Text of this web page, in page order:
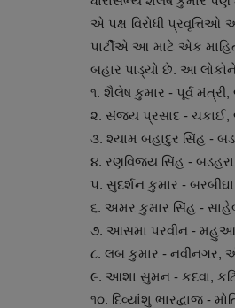
એ પક્ષ વિરોધી
પાર્ટીએ આ માટે એક
બહાર પાડ્યો છે. આ લોકોને
૧. શૈલેષ કુમાર - પૂર્વ
૨. સંજય પ્રસાદ -
૩. શ્યામ બહાદુર સિંહ -
૪. રણવિજય સિંહ -
૫. સુદર્શન કુમાર -
૬. અમર કુમાર સિંહ -
૭. આસમા પરવીન - મહુઆ,
૮. લબ કુમાર - નવીનગર,
૯. આશા સુમન - કદવા,
૧૦. દિવ્યાંશુ ભારદ્વાજ -
સ્વાસ્થ્ય